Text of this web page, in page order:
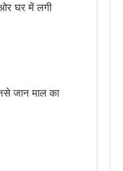
घर में लगी
जान माल का